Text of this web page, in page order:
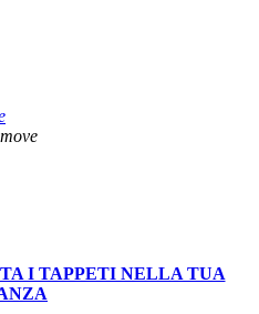
I TAPPETI NELLA TUA